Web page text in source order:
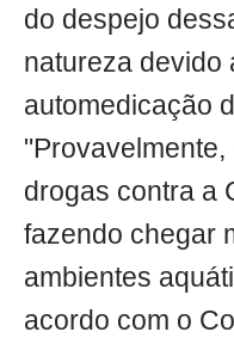
do despejo
natureza devido
automedicação
drogas contra a
fazendo chegar
ambientes
acordo com o